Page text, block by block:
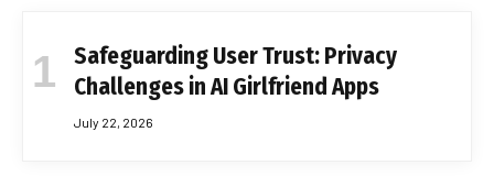
Safeguarding User Trust: Privacy
Challenges in AI Girlfriend Apps
July 22, 2026